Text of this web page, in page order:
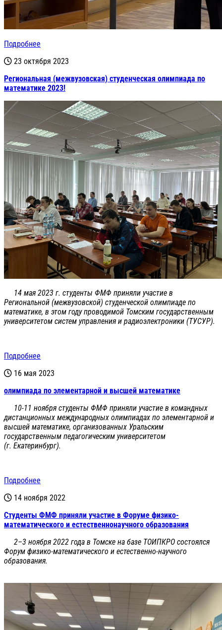
Подробнее
23 октября 2023
Региональная (межвузовская) студенческая олимпиада по
математике 2023!
14 мая 2023 г. студенты ФМФ приняли участие в
Региональной (межвузовской) студенческой олимпиаде по
математике, в этом году проводимой Томским государственным
университетом систем управления и радиоэлектроники (ТУСУР).
Подробнее
16 мая 2023
олимпиада по элементарной и высшей математике
10-11 ноября студенты ФМФ приняли участие в командных
дистанционных международных олимпиадах по элементарной и
высшей математике, организованных Уральским
государственным педагогическим университетом
(г. Екатеринбург).
Подробнее
14 ноября 2022
Студенты ФМФ приняли участие в Форуме физико-
математического и естественнонаучного образования
2–3 ноября 2022 года в Томске на базе ТОИПКРО состоялся
Форум физико-математического и естественно-научного
образования.